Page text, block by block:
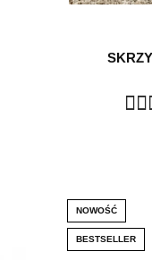
NOWOŚĆ
BESTSELLER